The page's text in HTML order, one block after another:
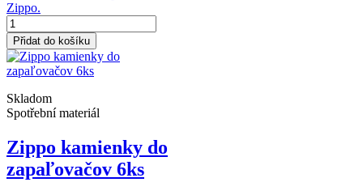
Zippo.
Přidat do košíku
Skladom
Spotřební materiál
Zippo kamienky do
zapaľovačov 6ks